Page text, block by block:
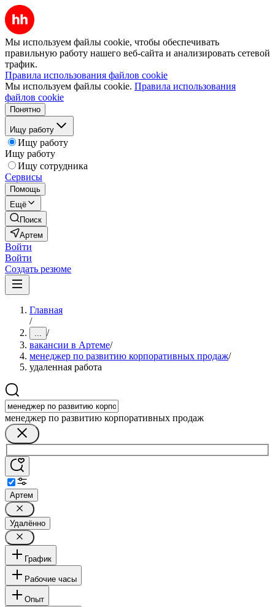
Мы используем файлы cookie, чтобы обеспечивать
правильную работу нашего веб-сайта и анализировать сетевой
трафик.
Правила использования файлов cookie
Мы используем файлы cookie. Правила использования
файлов cookie
Понятно
Ищу работу
Ищу работу
Ищу работу
Ищу сотрудника
Сервисы
Помощь
Ещё
Поиск
Артем
Войти
Войти
Создать резюме
Главная
/
... /
вакансии в Артеме/
менеджер по развитию корпоративных продаж/
удаленная работа
менеджер по развитию корпоративных продаж
Артем
Удалённо
График
Рабочие часы
Опыт